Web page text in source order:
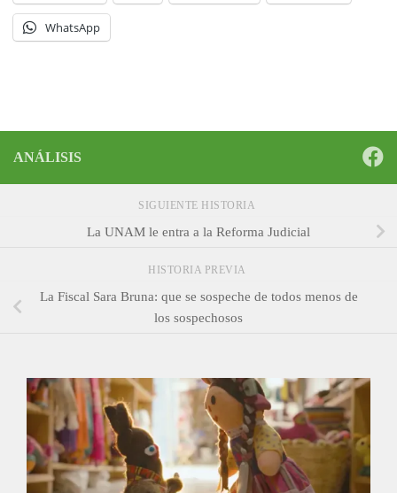
WhatsApp
ANÁLISIS
SIGUIENTE HISTORIA
La UNAM le entra a la Reforma Judicial
HISTORIA PREVIA
La Fiscal Sara Bruna: que se sospeche de todos menos de
los sospechosos